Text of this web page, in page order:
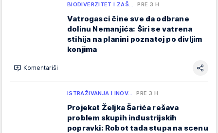
BIODIVERZITET I ZAŠ… PRE 3 H
Vatrogasci čine sve da odbrane
dolinu Nemanjića: Širi se vatrena
stihija na planini poznatoj po divljim
konjima
Komentariši
ISTRAŽIVANJA I INOV… PRE 3 H
Projekat Željka Šarića rešava
problem skupih industrijskih
popravki: Robot tada stupa na scenu